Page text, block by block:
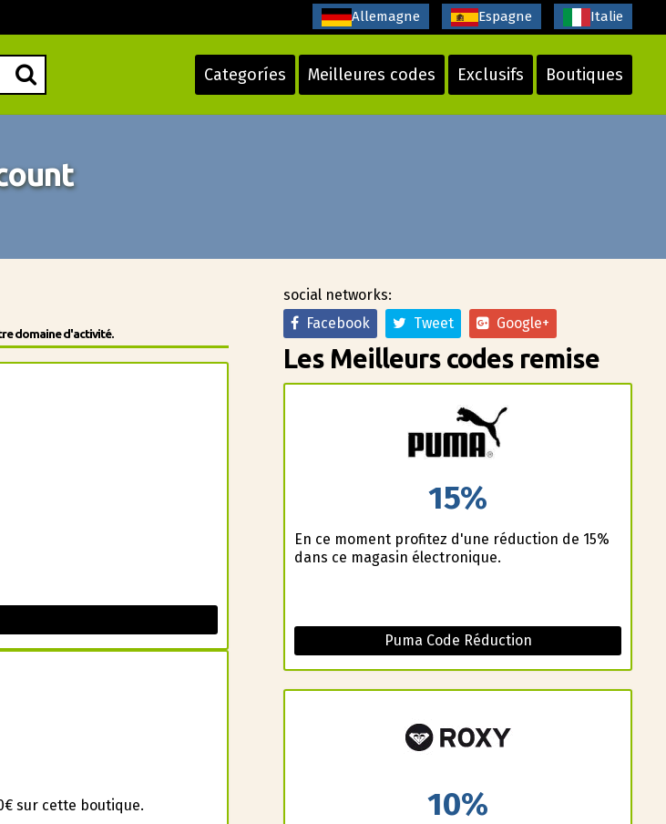
Categoríes Meilleures codes Exclusifs Boutiques
Allemagne Espagne Italie
domaine d'activité.
sur cette boutique.
social networks:
Facebook
Tweet Google+
Les Meilleurs codes remise
15%
En ce moment profitez d'une réduction de 15%
dans ce magasin électronique.
Puma Code Réduction
10%